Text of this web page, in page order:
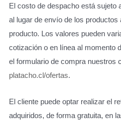
El costo de despacho está sujeto
al lugar de envío de los productos
producto. Los valores pueden
cotización o en línea al momento
el formulario de compra nuestros
platacho.cl/ofertas.
El cliente puede optar realizar el
adquiridos, de forma gratuita, en